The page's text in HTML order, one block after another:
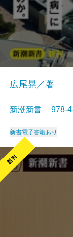
広尾晃／著
新潮新書 978-
新書電子書籍あり
新刊